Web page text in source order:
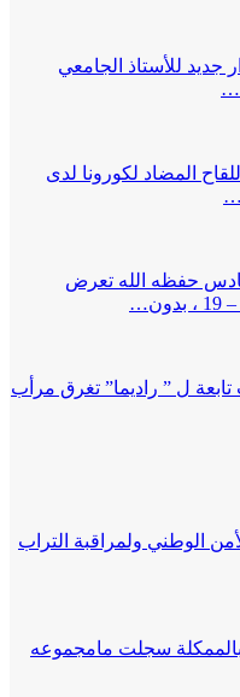
للأستاذ الجامعي
المضاد لكورونا لدى
حفظه الله تعرض
تابعة ل ” راديما” تغرق مرأب
الوطني ولمراقبة التراب
بالممكلة سجلت مامجموعه